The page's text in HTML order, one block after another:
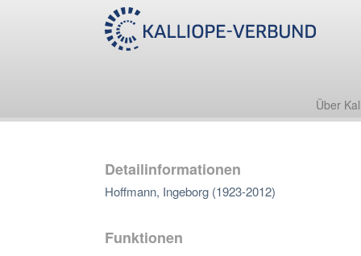
Über
Detailinformationen
Hoffmann, Ingeborg (1923-2012)
Funktionen